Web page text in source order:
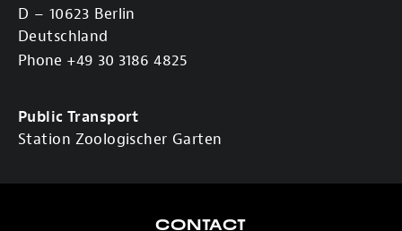
D – 10623 Berlin
Deutschland
Phone +49 30 3186 4825
Public Transport
Station Zoologischer Garten
CONTACT